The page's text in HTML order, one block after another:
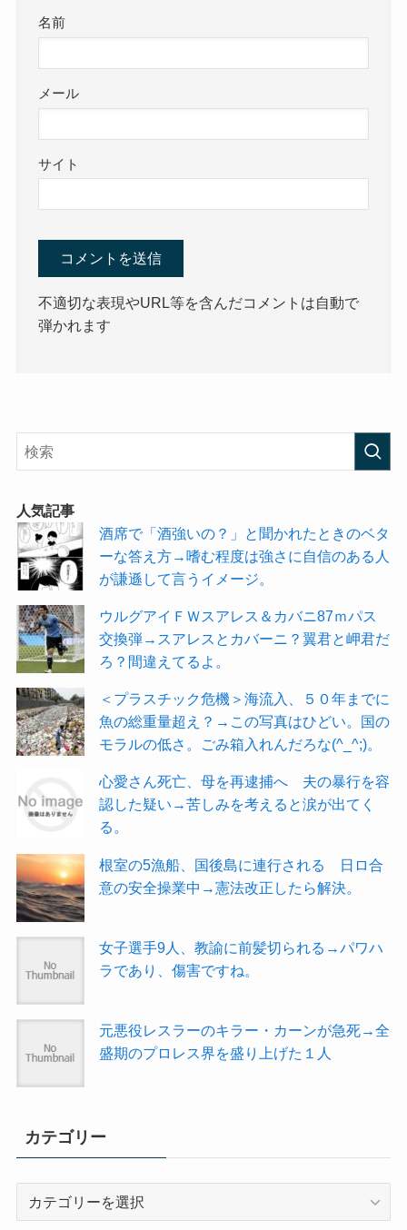
名前
メール
サイト
不適切な表現やURL等を含んだコメントは自動で
弾かれます
人気記事
酒席で「酒強いの？」と聞かれたときのベタ
ーな答え方→嗜む程度は強さに自信のある人
が謙遜して言うイメージ。
ウルグアイＦＷスアレス＆カバニ87ｍパス
交換弾→スアレスとカバーニ？翼君と岬君だ
ろ？間違えてるよ。
＜プラスチック危機＞海流入、５０年までに
魚の総重量超え？→この写真はひどい。国の
モラルの低さ。ごみ箱入れんだろな(^_^;)。
心愛さん死亡、母を再逮捕へ 夫の暴行を容
認した疑い→苦しみを考えると涙が出てく
る。
根室の5漁船、国後島に連行される 日ロ合
意の安全操業中→憲法改正したら解決。
女子選手9人、教諭に前髪切られる→パワハ
ラであり、傷害ですね。
元悪役レスラーのキラー・カーンが急死→全
盛期のプロレス界を盛り上げた１人
カテゴリー